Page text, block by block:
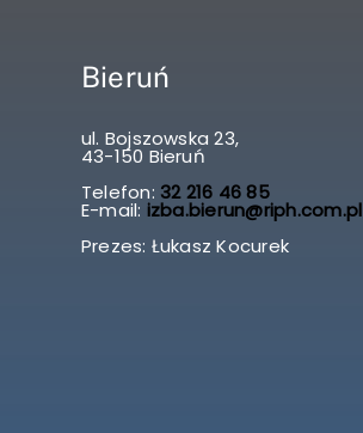
Bieruń
ul. Bojszowska 23,
43-150 Bieruń
Telefon: 32 216 46 85
E-mail: izba.bierun@riph.com.pl
Prezes: Łukasz Kocurek